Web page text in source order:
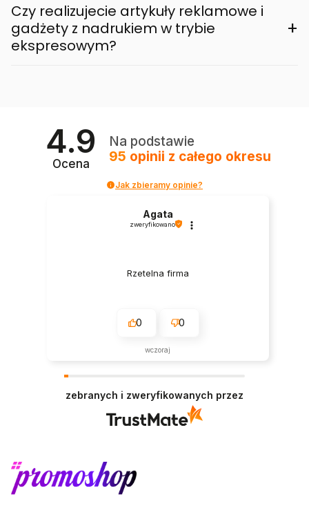
Czy realizujecie artykuły reklamowe i
gadżety z nadrukiem w trybie
ekspresowym?
+
4.9
Ocena
Na podstawie
95 opinii z całego okresu
Jak zbieramy opinie?
Agata
zweryfikowano
Rzetelna firma
0 0
wczoraj
zebranych i zweryfikowanych przez